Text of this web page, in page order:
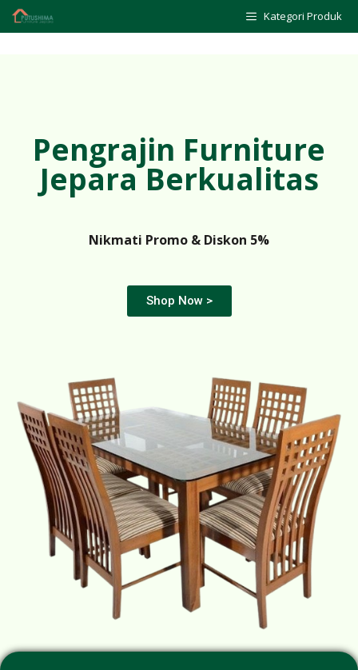
Kategori Produk
Pengrajin Furniture
Jepara Berkualitas
Nikmati Promo & Diskon 5%
Shop Now >